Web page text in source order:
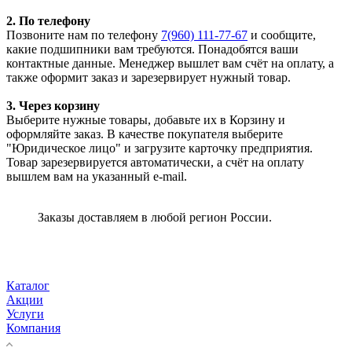
2. По телефону
Позвоните нам по телефону 7(960) 111-77-67 и сообщите,
какие подшипники вам требуются. Понадобятся ваши
контактные данные. Менеджер вышлет вам счёт на оплату, а
также оформит заказ и зарезервирует нужный товар.
3. Через корзину
Выберите нужные товары, добавьте их в Корзину и
оформляйте заказ. В качестве покупателя выберите
"Юридическое лицо" и загрузите карточку предприятия.
Товар зарезервируется автоматически, а счёт на оплату
вышлем вам на указанный e-mail.
Заказы доставляем в любой регион России.
Каталог
Акции
Услуги
Компания